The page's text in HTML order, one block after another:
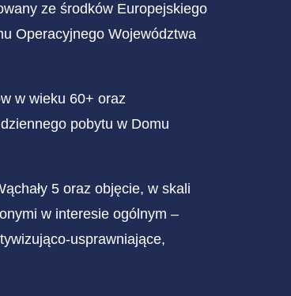
ze środków Europejskiego
Operacyjnego Województwa
w wieku 60+ oraz
pobytu w Domu
5 oraz objęcie, w skali
w interesie ogólnym –
usprawniające,